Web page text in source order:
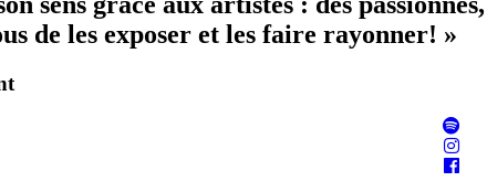
de les exposer et les faire rayonner! »